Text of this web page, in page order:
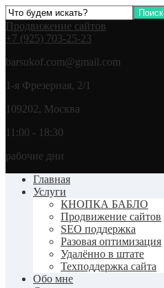
Продвижение сайтов
+7 (925) 703-25-23
barsukof.com@gmail.com
1-я Фрезерная, 2/1
109202, Москва
11:00 - 18:30
рабочие дни
Главная
Услуги
КНОПКА БАБЛО
Продвижение сайтов
SEO поддержка
Разовая оптимизация
Удалённо в штате
Техподдержка сайта
Обо мне